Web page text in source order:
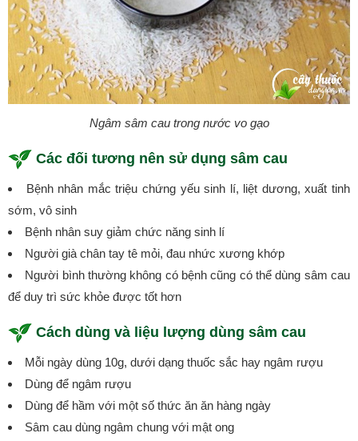
Ngâm sâm cau trong nước vo gạo
Các đối tương nên sử dụng sâm cau
Bệnh nhân mắc triệu chứng yếu sinh lí, liệt dương, xuất tinh
sớm, vô sinh
Bệnh nhân suy giảm chức năng sinh lí
Người già chân tay tê mỏi, đau nhức xương khớp
Người bình thường không có bệnh cũng có thể dùng sâm cau
để duy trì sức khỏe được tốt hơn
Cách dùng và liệu lượng dùng sâm cau
Mỗi ngày dùng 10g, dưới dạng thuốc sắc hay ngâm rượu
Dùng để ngâm rượu
Dùng để hầm với một số thức ăn ăn hàng ngày
Sâm cau dùng ngâm chung với mật ong